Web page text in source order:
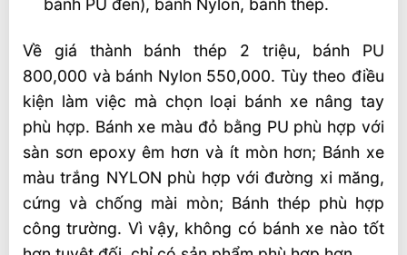
bánh PU đen), bánh Nylon, bánh thép.
Về giá thành bánh thép 2 triệu, bánh PU
800,000 và bánh Nylon 550,000. Tùy theo điều
kiện làm việc mà chọn loại bánh xe nâng tay
phù hợp. Bánh xe màu đỏ bằng PU phù hợp với
sàn sơn epoxy êm hơn và ít mòn hơn; Bánh xe
màu trắng NYLON phù hợp với đường xi măng,
cứng và chống mài mòn; Bánh thép phù hợp
công trường. Vì vậy, không có bánh xe nào tốt